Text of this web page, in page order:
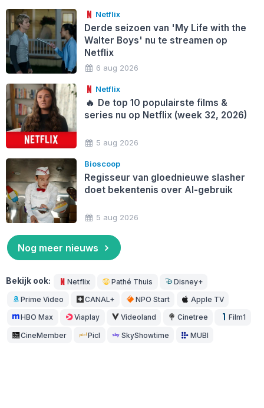
Netflix
Derde seizoen van 'My Life with the
Walter Boys' nu te streamen op
Netflix
6 aug 2026
Netflix
🔥 De top 10 populairste films &
series nu op Netflix (week 32, 2026)
5 aug 2026
Bioscoop
Regisseur van gloednieuwe slasher
doet bekentenis over AI-gebruik
5 aug 2026
Nog meer nieuws
Bekijk ook: Netflix Pathé Thuis Disney+
Prime Video CANAL+ NPO Start Apple TV
HBO Max Viaplay Videoland Cinetree Film1
CineMember Picl SkyShowtime MUBI